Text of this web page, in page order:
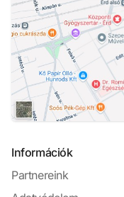
Információk
Partnereink